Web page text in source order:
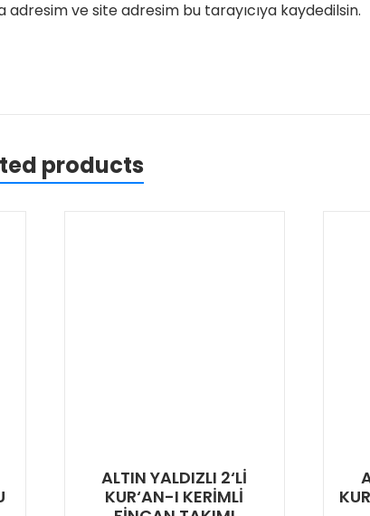
adresim ve site adresim bu tarayıcıya kaydedilsin.
products
ALTIN YALDIZLI 2‘Lİ
KUR‘AN-I KERİMLİ